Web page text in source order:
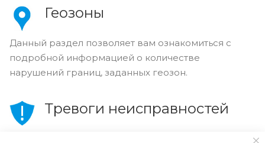
Геозоны
Данный раздел позволяет вам ознакомиться с
подробной информацией о количестве
нарушений границ, заданных геозон.
Тревоги неисправностей